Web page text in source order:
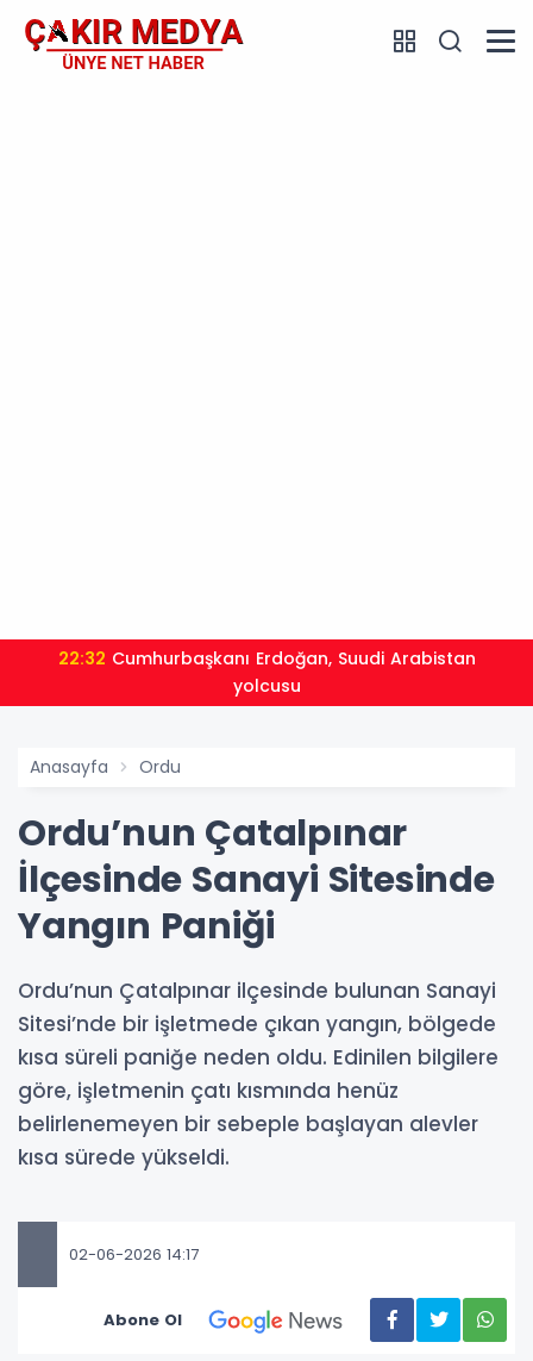
22:32
yolcusu
Anasayfa Ordu
Ordu’nun Çatalpınar
İlçesinde Sanayi Sitesinde
Yangın Paniği
Ordu’nun Çatalpınar ilçesinde bulunan Sanayi
Sitesi’nde bir işletmede çıkan yangın, bölgede
kısa süreli paniğe neden oldu. Edinilen bilgilere
göre, işletmenin çatı kısmında henüz
belirlenemeyen bir sebeple başlayan alevler
kısa sürede yükseldi.
02-06-2026 14:17
Abone Ol